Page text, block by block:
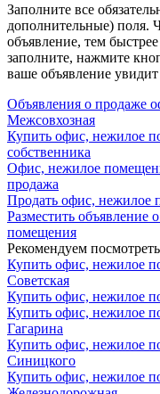
Заполните все
дополнительные) поля.
объявление, тем
заполните, нажмите
ваше объявление
Объявления о продаже
Межсовхозная
Купить офис, нежилое
собственника
Офис, нежилое
продажа
Продать офис, нежилое
Разместить объявление
помещения
Рекомендуем посмотреть
Купить офис, нежилое
Советская
Купить офис, нежилое
Купить офис, нежилое
Гагарина
Купить офис, нежилое
Синицкого
Купить офис, нежилое